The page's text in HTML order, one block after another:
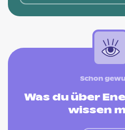
Schon
Was du über
wissen